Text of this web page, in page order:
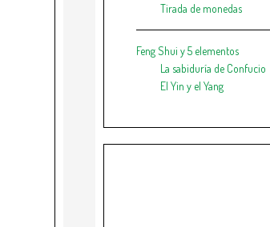
Tirada de monedas
Feng Shui y 5 elementos
La sabiduría de Confucio
El Yin y el Yang